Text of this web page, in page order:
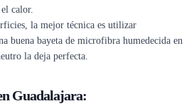
calor.
la mejor técnica es utilizar
buena bayeta de microfibra humedecida en
la deja perfecta.
Guadalajara: